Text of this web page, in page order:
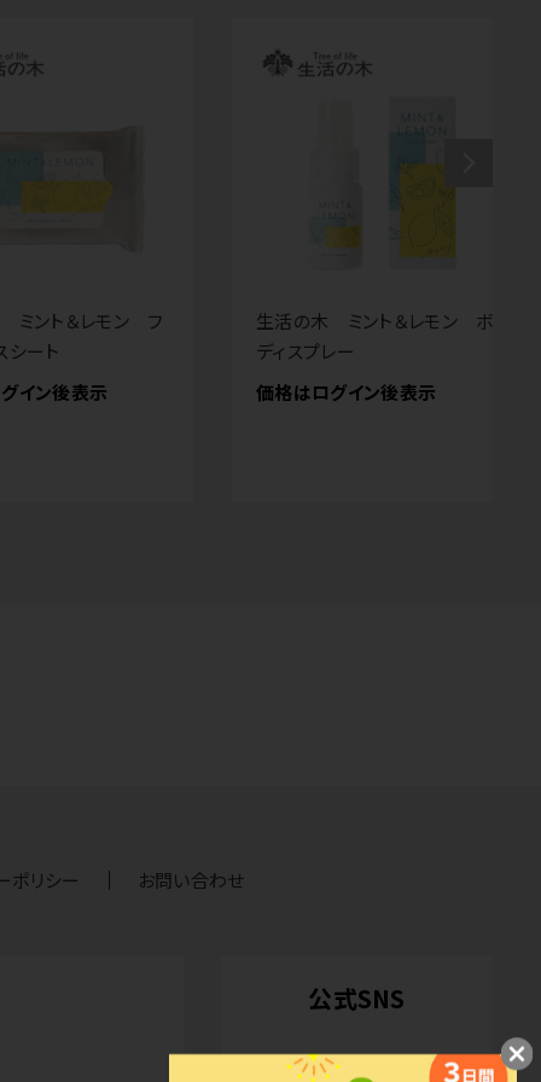
ミント＆レモン フ
シート
イン後表示
生活の木 ミント＆レモン ボ
ディスプレー
価格はログイン後表示
ポリシー お問い合わせ
公式SNS